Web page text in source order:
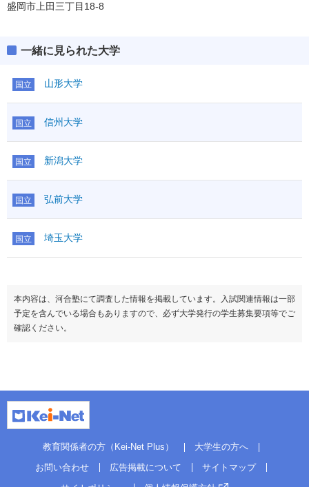
農学部
偏差値 62.5
盛岡市上田三丁目18-8
一緒に見られた大学
国立 山形大学
国立 信州大学
国立 新潟大学
国立 弘前大学
国立 埼玉大学
本内容は、河合塾にて調査した情報を掲載しています。入試関連情報は一部
予定を含んでいる場合もありますので、必ず大学発行の学生募集要項等でご
確認ください。
教育関係者の方（Kei-Net Plus）
大学生の方へ
お問い合わせ
広告掲載について
サイトマップ